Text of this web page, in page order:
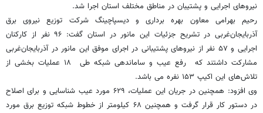
نیروهای اجرایی و پشتیبان در مناطق مختلف استان اجرا شد.
رحیم بهرامی معاون بهره برداری و دیسپاچینگ شرکت توزیع نیروی برق
آذربایجان‌غربی در تشریح جزئیات این مانور در استان گفت: ۹۶ نفر از کارکنان
اجرایی و ۵۷ نفر از نیروهای پشتیبانی در اجرای موفق این مانور در آذربایجان‌غربی
مشارکت داشتند که رفع عیب و ساماندهی شبکه طی ۱۸ عملیات بخشی از
تلاش‌های این اکیپ ۱۵۳ نفره می باشد.
وی افزود: همچنین در جریان این عملیات، ۶۲۹ مورد عیب شناسایی و برای اصلاح
در دستور کار قرار گرفت و همچنین ۶۸ کیلومتر از خطوط شبکه توزیع برق مورد